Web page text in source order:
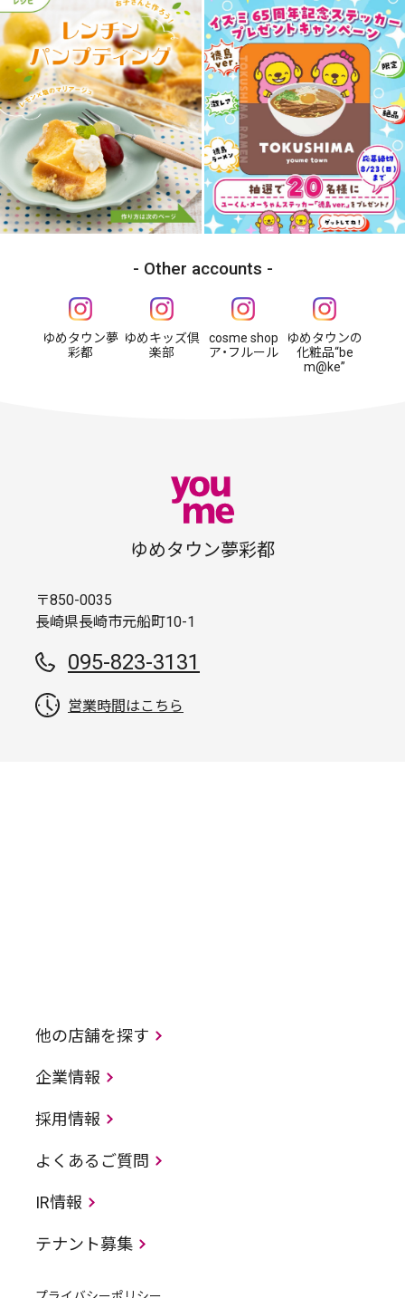
Other accounts
ゆめタウン夢
彩都
ゆめキッズ倶
楽部
cosme shop
ア・フルール
ゆめタウンの
化粧品“be
m@ke”
ゆめタウン夢彩都
〒850-0035
長崎県長崎市元船町10-1
095-823-3131
営業時間はこちら
他の店舗を探す
企業情報
採用情報
よくあるご質問
IR情報
テナント募集